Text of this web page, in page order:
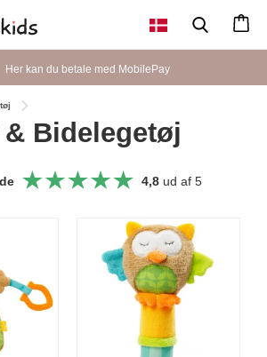
Her kan du betale med MobilePay
Bidelegetøj
4,8ud af 5